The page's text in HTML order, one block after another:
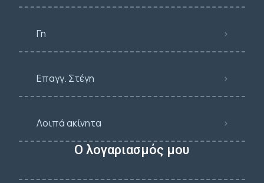
Γη
Επαγγ. Στέγη
Λοιπά ακίνητα
Ο λογαριασμός μου